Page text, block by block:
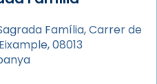
de l’antiga Iluro.
les relíqFamília, Carrer de
08013